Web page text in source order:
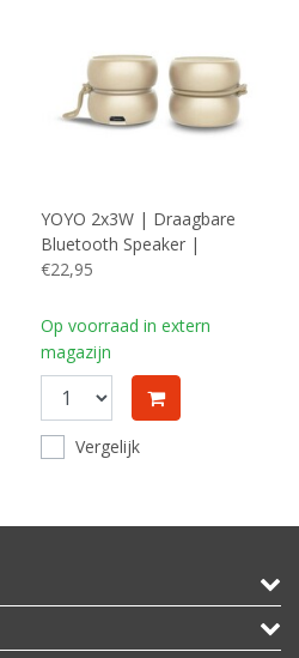
YOYO 2x3W | Draagbare
Bluetooth Speaker |
Ingebouwde Selfie-
€22,95
Op voorraad in extern
magazijn
Vergelijk